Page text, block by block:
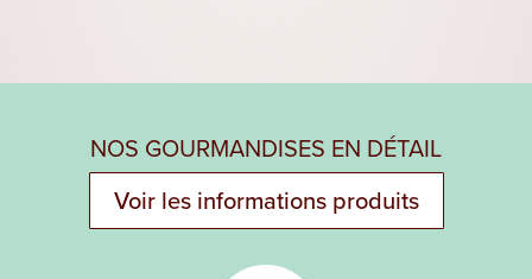
NOS GOURMANDISES EN DÉTAIL
Voir les informations produits